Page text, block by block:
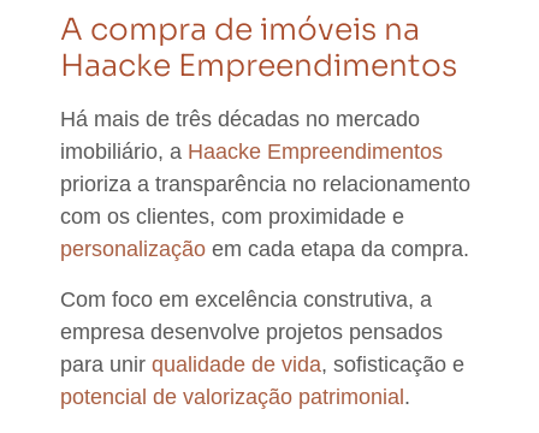
A compra de imóveis na
Haacke Empreendimentos
Há mais de três décadas no mercado
imobiliário, a Haacke Empreendimentos
prioriza a transparência no relacionamento
com os clientes, com proximidade e
personalização em cada etapa da compra.
Com foco em excelência construtiva, a
empresa desenvolve projetos pensados
para unir qualidade de vida, sofisticação e
potencial de valorização patrimonial.